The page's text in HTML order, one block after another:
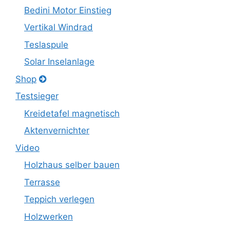
Bedini Motor Einstieg
Vertikal Windrad
Teslaspule
Solar Inselanlage
Shop
Testsieger
Kreidetafel magnetisch
Aktenvernichter
Video
Holzhaus selber bauen
Terrasse
Teppich verlegen
Holzwerken